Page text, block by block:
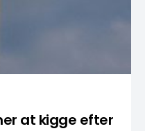
at kigge efter